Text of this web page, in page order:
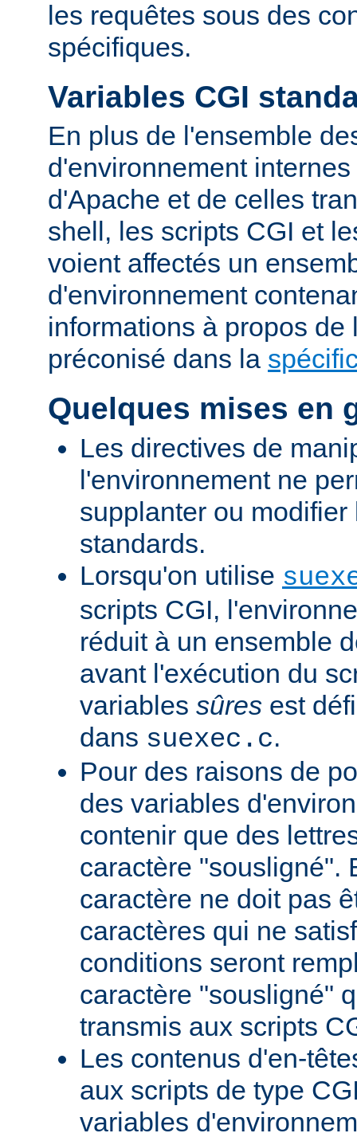
les requêtes sous des
spécifiques.
Variables CGI
En plus de l'ensemble
d'environnement
d'Apache et de celles
shell, les scripts CGI et
voient affectés un
d'environnement
informations à propos de
préconisé dans la
Quelques mises en
Les directives de
l'environnement ne
supplanter ou
standards.
Lorsqu'on utilise
scripts CGI,
réduit à un ensemble
avant l'exécution du
variables sûres est
dans suexec.c.
Pour des raisons de
des variables
contenir que des
caractère "sousligné".
caractère ne doit pas
caractères qui ne
conditions seront
caractère "sousligné"
transmis aux scripts
Les contenus d'en-
aux scripts de type
variables